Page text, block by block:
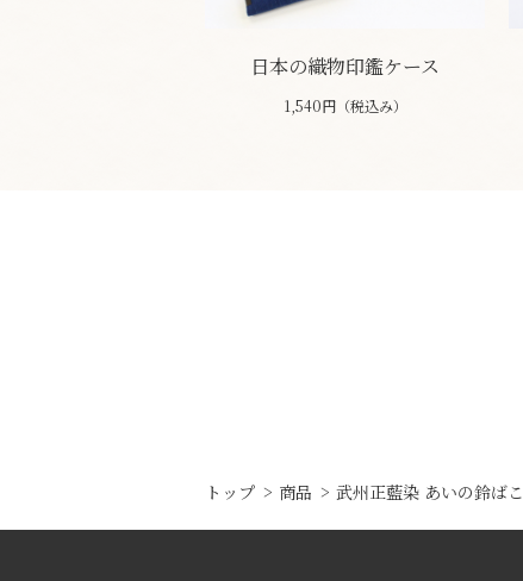
日本の織物印鑑ケース
1,540円（税込み）
トップ 商品 武州正藍染 あいの鈴ばこ